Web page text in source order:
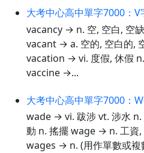
大考中心高中單字7000：V
vacancy → n. 空, 空白, 空
vacant → a. 空的, 空白的,
vacation → vi. 度假, 休假
vaccine →...
大考中心高中單字7000：
wade → vi. 跋涉 vt. 涉水
動 n. 搖擺 wage → n. 工資,
wages → n. (用作單數或複